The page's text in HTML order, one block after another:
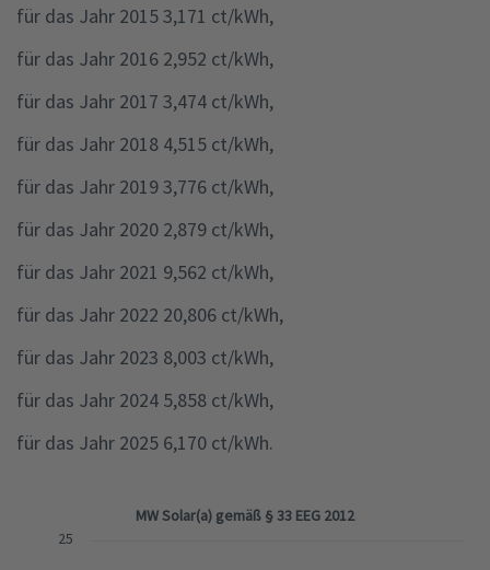
für das Jahr 2015 3,171 ct/kWh,
für das Jahr 2016 2,952 ct/kWh,
für das Jahr 2017 3,474 ct/kWh,
für das Jahr 2018 4,515 ct/kWh,
für das Jahr 2019 3,776 ct/kWh,
für das Jahr 2020 2,879 ct/kWh,
für das Jahr 2021 9,562 ct/kWh,
für das Jahr 2022 20,806 ct/kWh,
für das Jahr 2023 8,003 ct/kWh,
für das Jahr 2024 5,858 ct/kWh,
für das Jahr 2025 6,170 ct/kWh.
MW Solar(a) gemäß § 33 EEG 2012
25